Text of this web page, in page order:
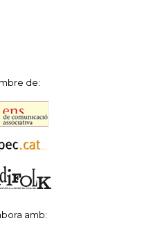
de:
amb: